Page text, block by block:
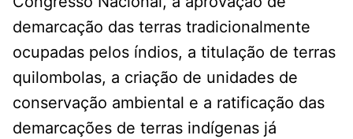
demarcação das terras tradicionalmente
ocupadas pelos índios, a titulação de terras
quilombolas, a criação de unidades de
conservação ambiental e a ratificação das
demarcações de terras indígenas já